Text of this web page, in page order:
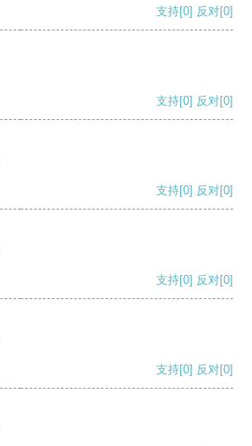
支持[0] 反对[0]
支持[0] 反对[0]
支持[0] 反对[0]
支持[0] 反对[0]
支持[0] 反对[0]